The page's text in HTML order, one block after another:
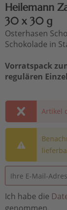
Heilemann
30 x 30 g
Osterhasen
Schokolade in
Vorratspack
regulären
Artikel
Ich habe die